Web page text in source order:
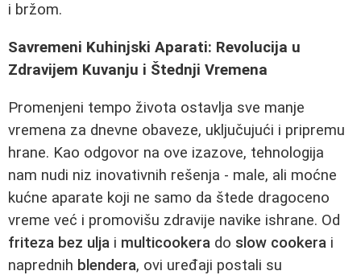
i bržom.
Savremeni Kuhinjski Aparati: Revolucija u
Zdravijem Kuvanju i Štednji Vremena
Promenjeni tempo života ostavlja sve manje
vremena za dnevne obaveze, uključujući i pripremu
hrane. Kao odgovor na ove izazove, tehnologija
nam nudi niz inovativnih rešenja - male, ali moćne
kućne aparate koji ne samo da štede dragoceno
vreme već i promovišu zdravije navike ishrane. Od
friteza bez ulja i multicookera do slow cookera i
naprednih blendera, ovi uređaji postali su